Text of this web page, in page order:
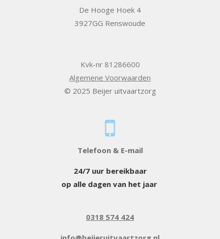
De Hooge Hoek 4
3927GG Renswoude
Kvk-nr 81286600
Algemene Voorwaarden
© 2025 Beijer uitvaartzorg
Telefoon & E-mail
24/7 uur bereikbaar
op alle dagen van het jaar
0318 574 424